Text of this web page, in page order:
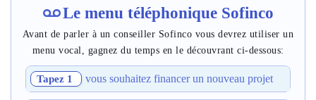
Le menu téléphonique Sofinco
Avant de parler à un conseiller Sofinco vous devrez utiliser un
menu vocal, gagnez du temps en le découvrant ci-dessous:
Tapez 1 vous souhaitez financer un nouveau projet